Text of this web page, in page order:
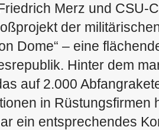
Merz und CSU-
der
Dome“ – eine
Hinter dem
auf 2.000
in Rüstungsfirmen
ein entsprechendes